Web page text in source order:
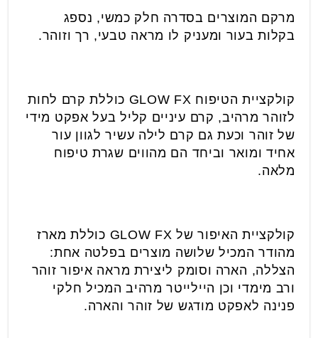
מרקם המוצרים בסדרה חלק כמשי, נספג
בקלות בעור ומעניק לו מראה טבעי, רך וזוהר.
קולקציית הטיפוח GLOW FX כוללת קרם לחות
לזוהר מרהיב, קרם עיניים קליל בעל אפקט מידי
של זוהר וכעת גם קרם לילה עשיר לגוון עור
אחיד ומואר וביחד הם מהווים שגרת טיפוח
מלאה.
קולקציית האיפור של GLOW FX כוללת מארז
מהודר המכיל שלושה מוצרים בפלטה אחת:
הצללה, הארה וסומק ליצירת מראה איפור זוהר
ורב מימדי וכן היילייטר מרהיב המכיל חלקי
פנינה לאפקט מודגש של זוהר והארה.